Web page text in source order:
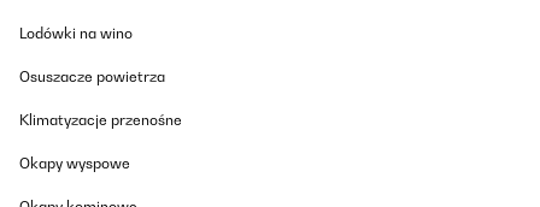
Lodówki na wino
Osuszacze powietrza
Klimatyzacje przenośne
Okapy wyspowe